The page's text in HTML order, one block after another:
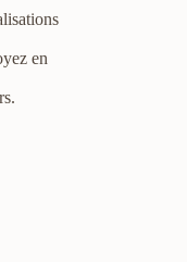
en